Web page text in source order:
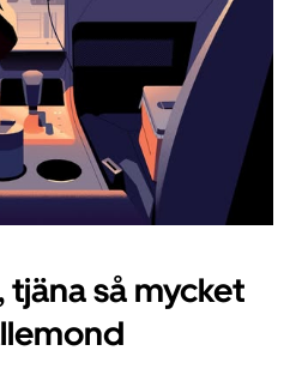
tjäna så mycket